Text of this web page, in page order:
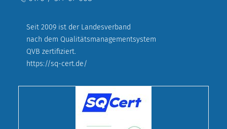
Seit 2009 ist der Landesverband
nach dem Qualitätsmanagementsystem
QVB zertifiziert.
https://sq-cert.de/